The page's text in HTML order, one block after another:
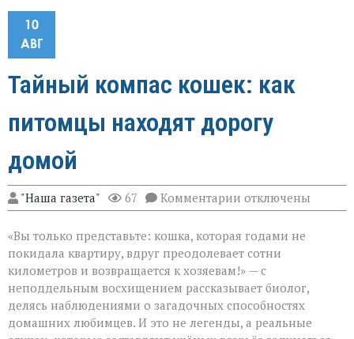
10
АВГ
Тайный компас кошек: как
питомцы находят дорогу
домой
"Наша газета" 67 Комментарии к
записи
компас
кошек:
питомцы
находят
дорогу
домой
отключены
«Вы только представьте: кошка, которая годами не
покидала квартиру, вдруг преодолевает сотни
километров и возвращается к хозяевам!» — с
неподдельным восхищением рассказывает биолог,
делясь наблюдениями о загадочных способностях
домашних любимцев. И это не легенды, а реальные